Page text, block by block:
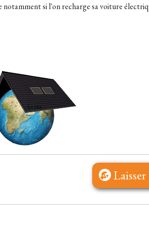
si l'on recharge sa voiture